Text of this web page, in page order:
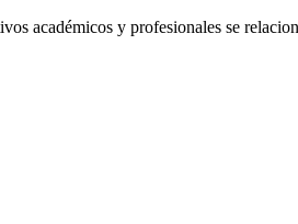
académicos y profesionales se